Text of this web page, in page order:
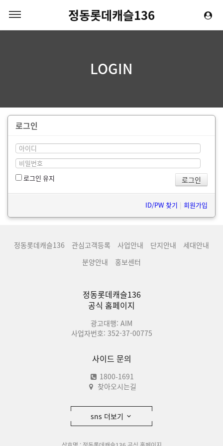
정동롯데캐슬136
LOGIN
로그인
로그인 유지
ID/PW 찾기 | 회원가입
정동롯데캐슬136 관심고객등록 사업안내 단지안내
세대안내
분양안내
홍보센터
정동롯데캐슬136
공식 홈페이지
광고대행: AIM
사업자번호: 352-37-00775
사이드 문의
1800-1691
찾아오시는길
sns 더보기